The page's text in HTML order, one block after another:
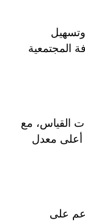
المجتمعية
القياس، مع
أعلى معدل
على